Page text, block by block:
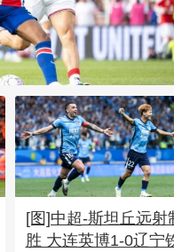
姆巴
[图]中超-斯坦丘远射
胜 大连英博1-0辽宁